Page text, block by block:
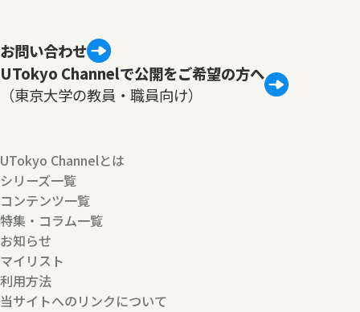
お問い合わせ
UTokyo Channelで公開をご希望の方へ
（東京大学の教員・職員向け）
UTokyo Channelとは
シリーズ一覧
コンテンツ一覧
特集・コラム一覧
お知らせ
マイリスト
利用方法
当サイトへのリンクについて